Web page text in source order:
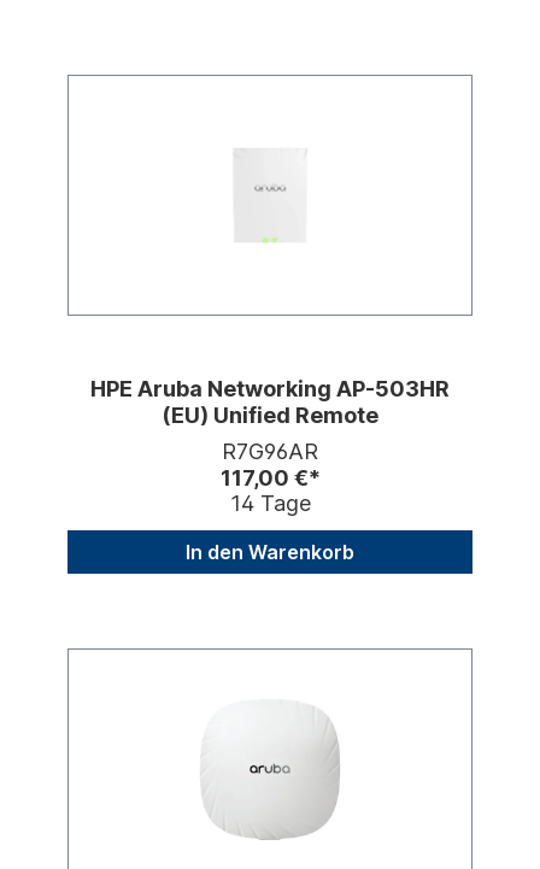
HPE Aruba Networking AP-503HR
(EU) Unified Remote
R7G96AR
117,00 €*
14 Tage
In den Warenkorb